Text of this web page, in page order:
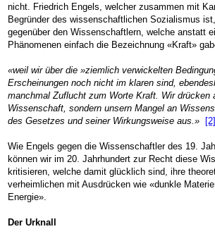
nicht. Friedrich Engels, welcher zusammen mit
Begründer des wissenschaftlichen Sozialismus
gegenüber den Wissenschaftlern, welche anstatt
Phänomenen einfach die Bezeichnung «Kraft»
«weil wir über die »ziemlich verwickelten
Erscheinungen noch nicht im klaren sind,
manchmal Zuflucht zum Worte Kraft. Wir drücken
Wissenschaft, sondern unsern Mangel an
des Gesetzes und seiner Wirkungsweise aus.»
[2]
Wie Engels gegen die Wissenschaftler des 19.
können wir im 20. Jahrhundert zur Recht diese
kritisieren, welche damit glücklich sind, ihre
verheimlichen mit Ausdrücken wie «dunkle
Energie».
Der Urknall